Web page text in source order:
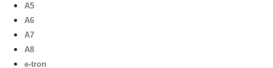
A5
A6
A7
A8
e-tron